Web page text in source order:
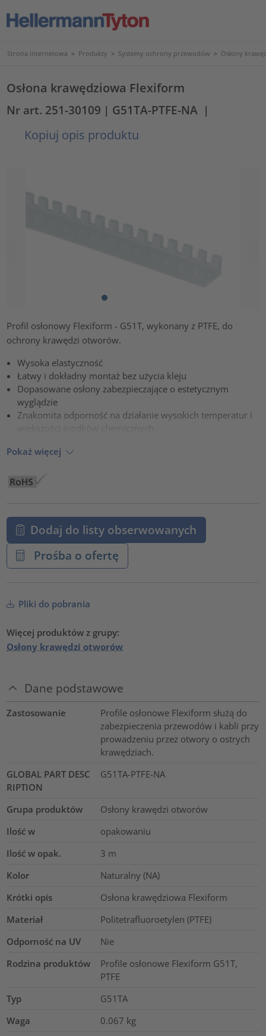
Strona internetowa > Produkty > Systemy ochrony przewodów > Osłony
Osłona krawędziowa Flexiform
Nr art. 251-30109 | G51TA-PTFE-NA |
Kopiuj opis produktu
Profil osłonowy Flexiform - G51T, wykonany z PTFE, do
ochrony krawędzi otworów.
Wysoka elastyczność
Łatwy i dokładny montaż bez użycia kleju
Dopasowane osłony zabezpieczające o estetycznym
wyglądzie
Znakomita odporność na działanie wysokich temperatur i
Pokaż więcej
Dodaj do listy obserwowanych
Prośba o ofertę
Pliki do pobrania
Więcej produktów z grupy:
Osłony krawędzi otworów
Dane podstawowe
Zastosowanie
Profile osłonowe Flexiform służą do
zabezpieczenia przewodów i kabli przy
prowadzeniu przez otwory o ostrych
krawędziach.
GLOBAL PART DESC
RIPTION
G51TA-PTFE-NA
Grupa produktów
Osłony krawędzi otworów
Ilość w
opakowaniu
Ilość w opak.
3 m
Kolor
Naturalny (NA)
Krótki opis
Osłona krawędziowa Flexiform
Materiał
Politetrafluoroetylen (PTFE)
Odporność na UV
Nie
Rodzina produktów
Profile osłonowe Flexiform G51T,
PTFE
Typ
G51TA
Waga
0.067 kg